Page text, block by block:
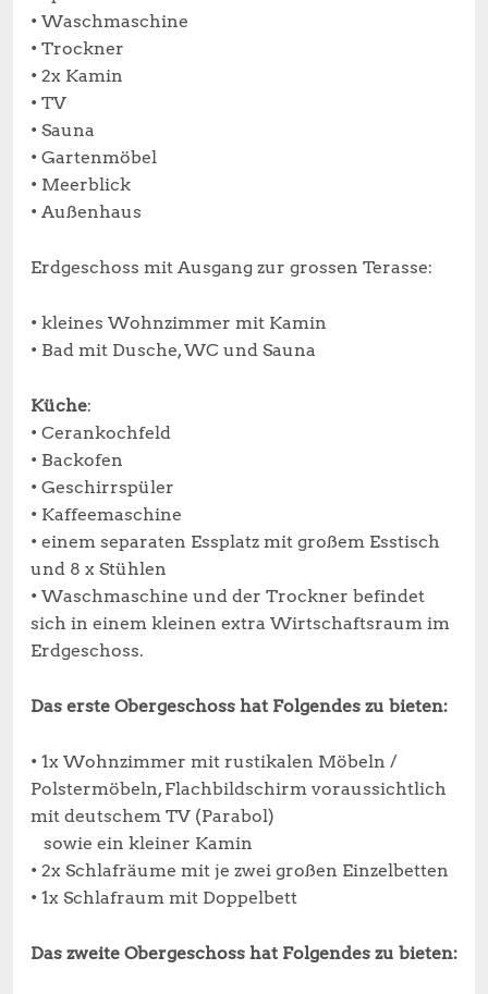
• Waschmaschine
• Trockner
• 2x Kamin
• TV
• Sauna
• Gartenmöbel
• Meerblick
• Außenhaus
Erdgeschoss mit Ausgang zur grossen Terasse:
• kleines Wohnzimmer mit Kamin
• Bad mit Dusche, WC und Sauna
Küche:
• Cerankochfeld
• Backofen
• Geschirrspüler
• Kaffeemaschine
• einem separaten Essplatz mit großem Esstisch
und 8 x Stühlen
• Waschmaschine und der Trockner befindet
sich in einem kleinen extra Wirtschaftsraum im
Erdgeschoss.
Das erste Obergeschoss hat Folgendes zu bieten:
• 1x Wohnzimmer mit rustikalen Möbeln /
Polstermöbeln, Flachbildschirm voraussichtlich
mit deutschem TV (Parabol)
sowie ein kleiner Kamin
• 2x Schlafräume mit je zwei großen Einzelbetten
• 1x Schlafraum mit Doppelbett
Das zweite Obergeschoss hat Folgendes zu bieten: